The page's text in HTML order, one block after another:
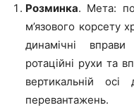
Розминка. Мета:
м’язового корсету
динамічні
ротаційні рухи та
вертикальній осі
перевантажень.